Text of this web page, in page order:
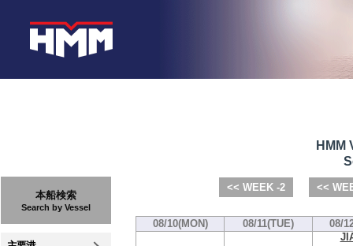
本船検索
Search by Vessel
HMM
<< WEEK -2 <<
08/10(MON) 08/11(TUE)
08/